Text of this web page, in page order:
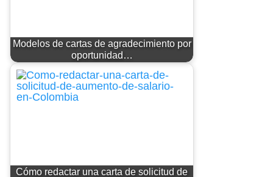
Modelos de cartas de agradecimiento por
oportunidad…
Cómo redactar una carta de solicitud de